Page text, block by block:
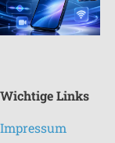
Wichtige Links
Impressum